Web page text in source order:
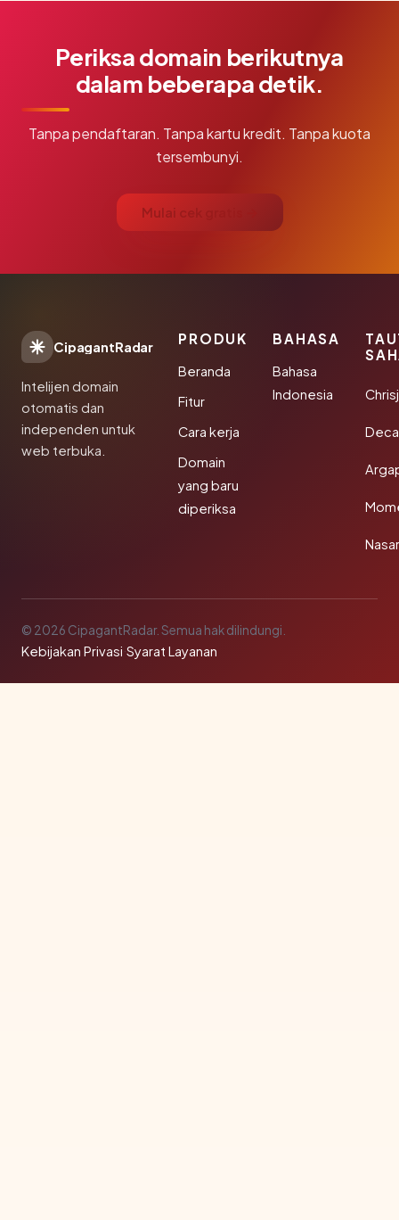
Periksa domain berikutnya
dalam beberapa detik.
Tanpa pendaftaran. Tanpa kartu kredit. Tanpa kuota
tersembunyi.
Mulai cek gratis →
CipagantRadar
Intelijen domain
otomatis dan
independen untuk
web terbuka.
PRODUK
Beranda
Fitur
Cara kerja
Domain
yang baru
diperiksa
BAHASA
Bahasa
Indonesia
© 2026 CipagantRadar. Semua hak dilindungi.
Kebijakan Privasi·Syarat Layanan